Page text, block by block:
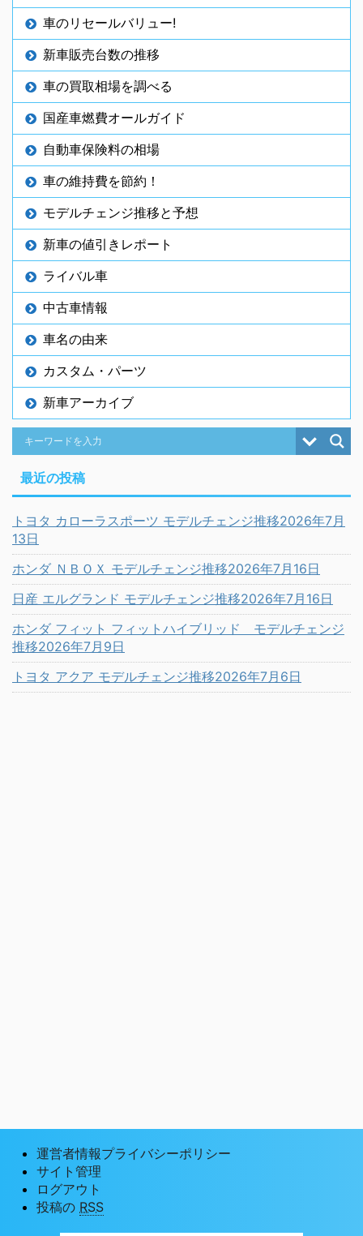
車のリセールバリュー!
新車販売台数の推移
車の買取相場を調べる
国産車燃費オールガイド
自動車保険料の相場
車の維持費を節約！
モデルチェンジ推移と予想
新車の値引きレポート
ライバル車
中古車情報
車名の由来
カスタム・パーツ
新車アーカイブ
最近の投稿
トヨタ カローラスポーツ モデルチェンジ推移2026年7月
13日
ホンダ ＮＢＯＸ モデルチェンジ推移2026年7月16日
日産 エルグランド モデルチェンジ推移2026年7月16日
ホンダ フィット フィットハイブリッド モデルチェンジ
推移2026年7月9日
トヨタ アクア モデルチェンジ推移2026年7月6日
運営者情報プライバシーポリシー
サイト管理
ログアウト
投稿の RSS